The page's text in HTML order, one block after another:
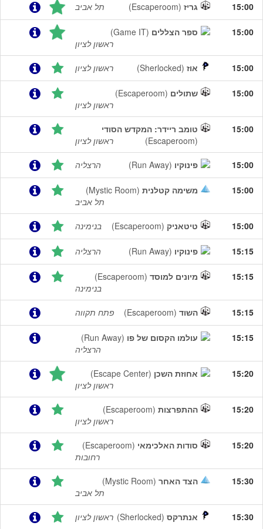
15:00 גריז (Escaperoom) תל אביב
15:00 ספר הצללים (Game IT)
ראשון לציון
15:00 אוז (Sherlocked) ראשון לציון
15:00 שתולים (Escaperoom)
ראשון לציון
15:00
טומב ריידר: המקדש הסודי‎
(Escaperoom)
ראשון לציון
15:00 פינוקיו (Run Away) הרצליה
15:00 משימה קטלנית (Mystic Room)
תל אביב
15:00 טיטאניק (Escaperoom) בנימינה
15:15 פינוקיו (Run Away) הרצליה
15:15 מיונים למוסד (Escaperoom)
בנימינה
15:15 השוד (Escaperoom) פתח תקווה
15:15 עולמו הקסום של פו (Run Away)
הרצליה
15:20 אחוזת השכן (Escape Center)
ראשון לציון
15:20 ההתפרצות (Escaperoom)
ראשון לציון
15:20 סודות האלכימאי (Escaperoom)
רחובות
15:30 הצד האחר (Mystic Room)
תל אביב
15:30 אנתרקס (Sherlocked) ראשון לציון